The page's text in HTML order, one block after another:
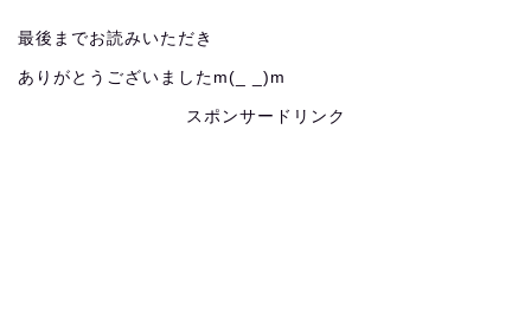
最後までお読みいただき
ありがとうございましたm(_ _)m
スポンサードリンク